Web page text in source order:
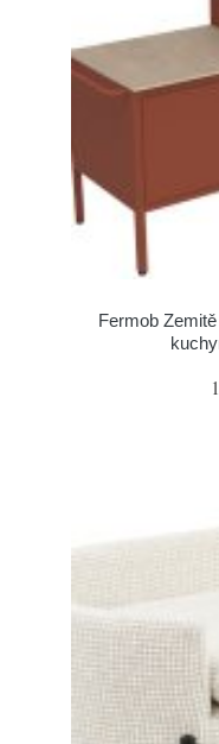
Fermob